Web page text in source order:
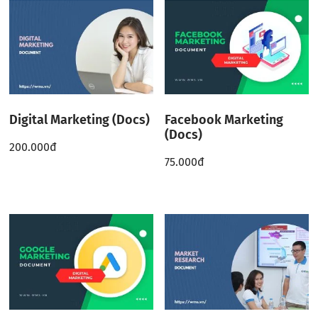
Digital Marketing (Docs)
200.000đ
Facebook Marketing
(Docs)
75.000đ